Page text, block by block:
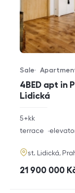
4BED apt in
Lidická
Offer type
Sale
Property type
rozměry
disposition
5+kk
funkce
terrace
adresa
st. Lidická,
cena
21 900 000